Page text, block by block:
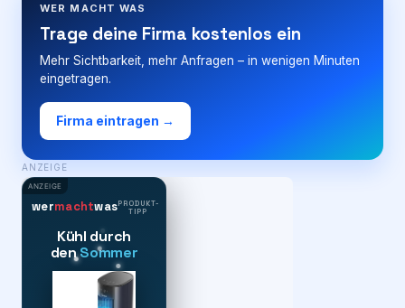
WER MACHT WAS
Trage deine Firma kostenlos ein
Mehr Sichtbarkeit, mehr Anfragen – in wenigen Minuten
eingetragen.
Firma eintragen →
ANZEIGE
ANZEIGE
wermachtwasPRODUKT-
TIPP
Kühl durch
denSommer